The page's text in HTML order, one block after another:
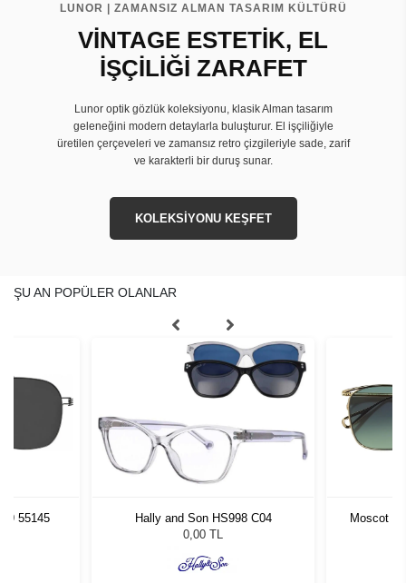
LUNOR | ZAMANSIZ ALMAN TASARIM KÜLTÜRÜ
VİNTAGE ESTETİK, EL
İŞÇİLİĞİ ZARAFET
Lunor optik gözlük koleksiyonu, klasik Alman tasarım
geleneğini modern detaylarla buluşturur. El işçiliğiyle
üretilen çerçeveleri ve zamansız retro çizgileriyle sade, zarif
ve karakterli bir duruş sunar.
KOLEKSİYONU KEŞFET
ŞU AN POPÜLER OLANLAR
55145
Hally and Son HS998 C04
0,00 TL
Moscot